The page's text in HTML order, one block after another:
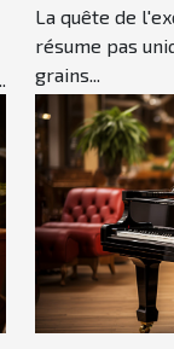
La quête de
résume pas
grains...